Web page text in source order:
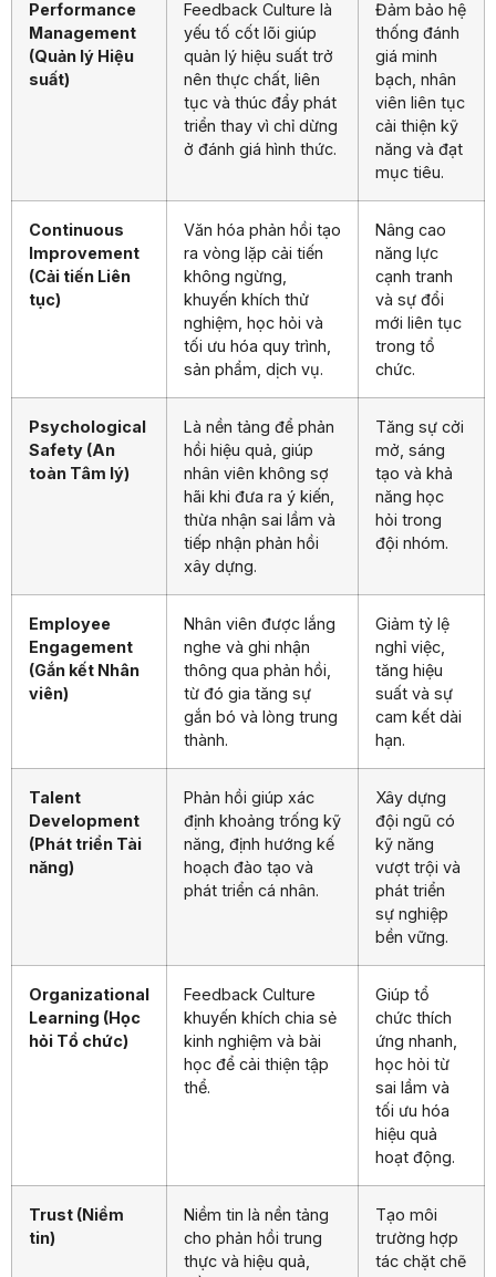
Performance
Management
(Quản lý Hiệu
suất)
Feedback Culture là
yếu tố cốt lõi giúp
quản lý hiệu suất trở
nên thực chất, liên
tục và thúc đẩy phát
triển thay vì chỉ dừng
ở đánh giá hình thức.
Đảm bảo hệ
thống đánh
giá minh
bạch, nhân
viên liên tục
cải thiện kỹ
năng và đạt
mục tiêu.
Continuous
Improvement
(Cải tiến Liên
tục)
Văn hóa phản hồi tạo
ra vòng lặp cải tiến
không ngừng,
khuyến khích thử
nghiệm, học hỏi và
tối ưu hóa quy trình,
sản phẩm, dịch vụ.
Nâng cao
năng lực
cạnh tranh
và sự đổi
mới liên tục
trong tổ
chức.
Psychological
Safety (An
toàn Tâm lý)
Là nền tảng để phản
hồi hiệu quả, giúp
nhân viên không sợ
hãi khi đưa ra ý kiến,
thừa nhận sai lầm và
tiếp nhận phản hồi
xây dựng.
Tăng sự cởi
mở, sáng
tạo và khả
năng học
hỏi trong
đội nhóm.
Employee
Engagement
(Gắn kết Nhân
viên)
Nhân viên được lắng
nghe và ghi nhận
thông qua phản hồi,
từ đó gia tăng sự
gắn bó và lòng trung
thành.
Giảm tỷ lệ
nghỉ việc,
tăng hiệu
suất và sự
cam kết dài
hạn.
Talent
Development
(Phát triển Tài
năng)
Phản hồi giúp xác
định khoảng trống kỹ
năng, định hướng kế
hoạch đào tạo và
phát triển cá nhân.
Xây dựng
đội ngũ có
kỹ năng
vượt trội và
phát triển
sự nghiệp
bền vững.
Organizational
Learning (Học
hỏi Tổ chức)
Feedback Culture
khuyến khích chia sẻ
kinh nghiệm và bài
học để cải thiện tập
thể.
Giúp tổ
chức thích
ứng nhanh,
học hỏi từ
sai lầm và
tối ưu hóa
hiệu quả
hoạt động.
Trust (Niềm
tin)
Niềm tin là nền tảng
cho phản hồi trung
thực và hiệu quả,
Tạo môi
trường hợp
tác chặt chẽ